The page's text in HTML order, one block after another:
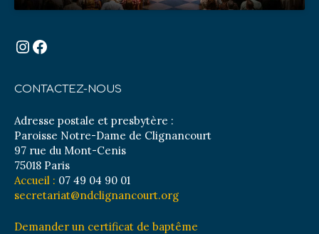
Instagram
Facebook
CONTACTEZ-NOUS
Adresse postale et presbytère :
Paroisse Notre-Dame de Clignancourt
97 rue du Mont-Cenis
75018 Paris
Accueil : 07 49 04 90 01
secretariat@ndclignancourt.org
Demander un certificat de baptême